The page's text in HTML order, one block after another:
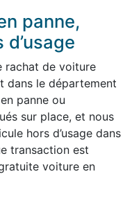
panne,
rachat de voiture
dans le département
panne ou
sur place, et nous
hors d’usage dans
transaction est
voiture en